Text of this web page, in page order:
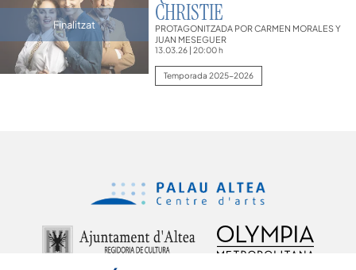
Finalitzat CHRISTIE
PROTAGONITZADA POR CARMEN MORALES Y
JUAN MESEGUER
13.03.26| 20:00 h
Temporada 2025-2026